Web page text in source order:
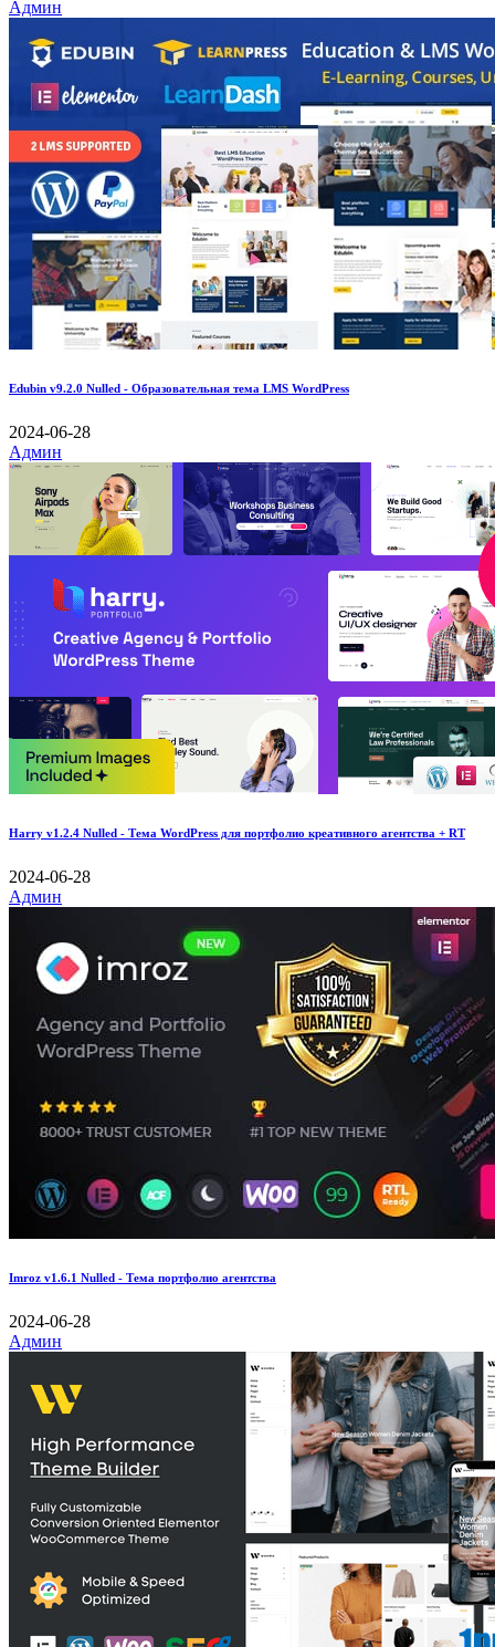
Админ
Edubin v9.2.0 Nulled - Образовательная тема LMS WordPress
2024-06-28
Админ
Harry v1.2.4 Nulled - Тема WordPress для портфолио креативного агентства + RT
2024-06-28
Админ
Imroz v1.6.1 Nulled - Тема портфолио агентства
2024-06-28
Админ